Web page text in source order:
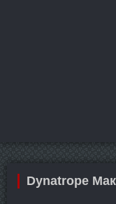
Dynatrope